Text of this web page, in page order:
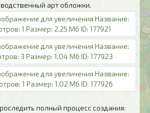
арт обложки.
полный процесс создания: